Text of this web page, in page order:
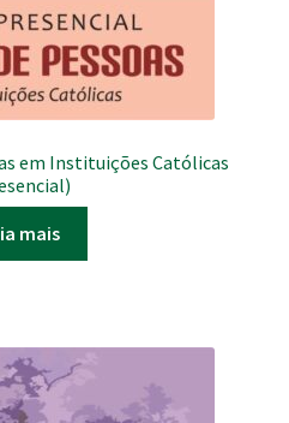
em Instituições Católicas
mais